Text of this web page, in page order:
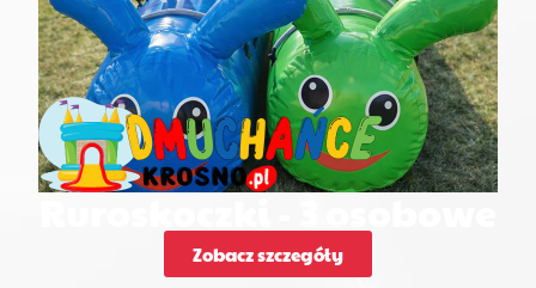
Ruroskoczki - 3 osobowe
Zobacz szczegóły